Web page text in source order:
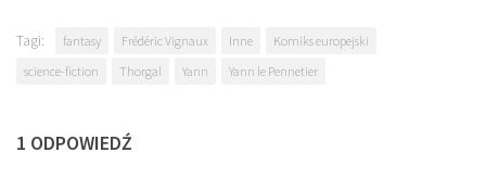
Tagi: fantasy Frédéric Vignaux Inne
Komiks europejski
science-fiction
Thorgal Yann Yann le Pennetier
1 ODPOWIEDŹ